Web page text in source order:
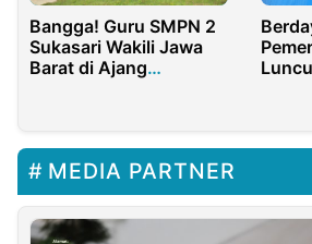
Bangga! Guru SMPN 2
Sukasari Wakili Jawa
Barat di Ajang
MEDIA PARTNER